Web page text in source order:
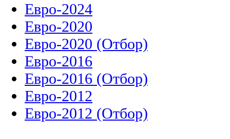
Евро-2024
Евро-2020
Евро-2020 (Отбор)
Евро-2016
Евро-2016 (Отбор)
Евро-2012
Евро-2012 (Отбор)